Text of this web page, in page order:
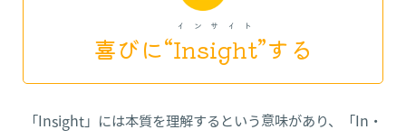
喜びに“Insight
インサイト
”する
「Insight」には本質を理解するという意味があり、「In・